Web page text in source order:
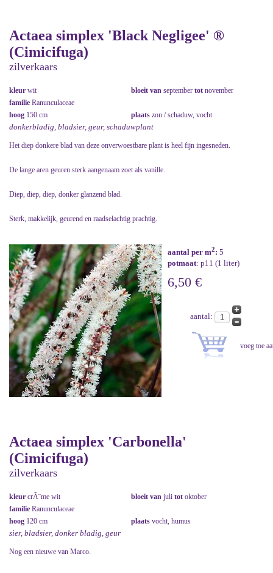
Actaea simplex 'Black Negligee' ®
(Cimicifuga)
zilverkaars
kleur wit bloeit van september tot november
familie Ranunculaceae
hoog 150 cm plaats zon / schaduw, vocht
donkerbladig, bladsier, geur, schaduwplant
Het diep donkere blad van deze onverwoestbare plant is heel fijn ingesneden.
De lange aren geuren sterk aangenaam zoet als vanille.
Diep, diep, diep, donker glanzend blad.
Sterk, makkelijk, geurend en raadselachtig prachtig.
aantal per m2: 5
potmaat: p11 (1 liter)
6,50 €
aantal:
Actaea simplex 'Carbonella'
(Cimicifuga)
zilverkaars
kleur crÃ¨me wit bloeit van juli tot oktober
familie Ranunculaceae
hoog 120 cm plaats vocht, humus
sier, bladsier, donker bladig, geur
Nog een nieuwe van Marco.